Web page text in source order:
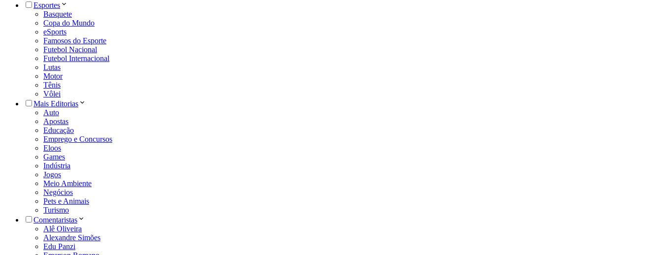
Esportes
Basquete
Copa do Mundo
eSports
Famosos do Esporte
Futebol Nacional
Futebol Internacional
Lutas
Motor
Tênis
Vôlei
Mais Editorias
Auto
Apostas
Educação
Emprego e Concursos
Eloos
Games
Indústria
Jogos
Meio Ambiente
Negócios
Pets e Animais
Turismo
Comentaristas
Alê Oliveira
Alexandre Simões
Edu Panzi